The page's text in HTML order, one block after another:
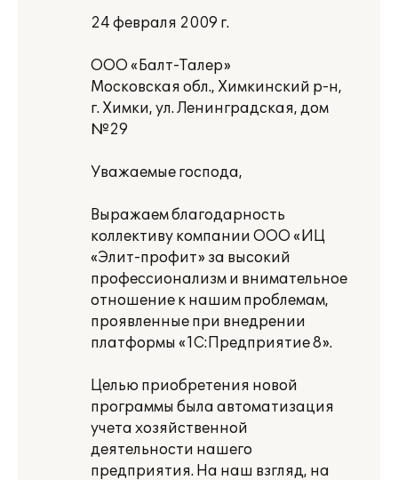
24 февраля 2009 г.
ООО «Балт-Талер»
Московская обл., Химкинский р-н,
г. Химки, ул. Ленинградская, дом
№29
Уважаемые господа,
Выражаем благодарность
коллективу компании ООО «ИЦ
«Элит-профит» за высокий
профессионализм и внимательное
отношение к нашим проблемам,
проявленные при внедрении
платформы «1С:Предприятие 8».
Целью приобретения новой
программы была автоматизация
учета хозяйственной
деятельности нашего
предприятия. На наш взгляд, на